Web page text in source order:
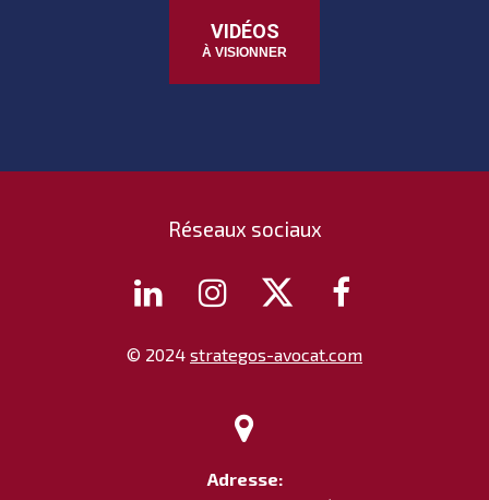
VIDÉOS
À VISIONNER
Réseaux sociaux
   
© 2024 strategos-avocat.com

Adresse: